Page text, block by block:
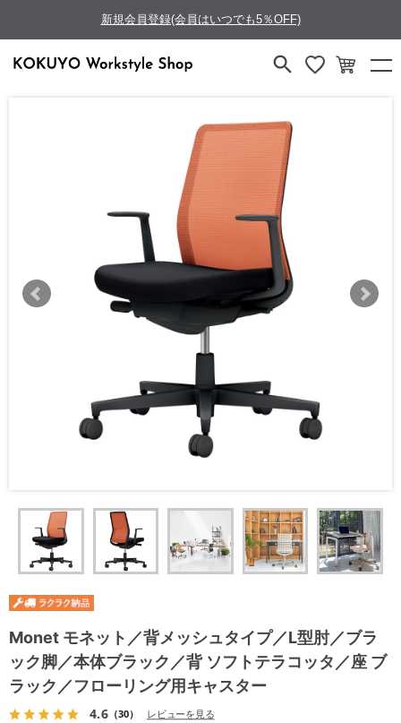
新規会員登録(会員はいつでも5％OFF)
Monet モネット／背メッシュタイプ／L型肘／ブラ
ック脚／本体ブラック／背 ソフトテラコッタ／座 ブ
ラック／フローリング用キャスター
4.6（30） レビューを見る